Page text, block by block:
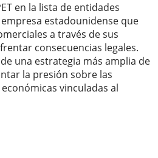
en la lista de entidades
estadounidense que
a través de sus
consecuencias legales.
una estrategia más amplia de
la presión sobre las
vinculadas al